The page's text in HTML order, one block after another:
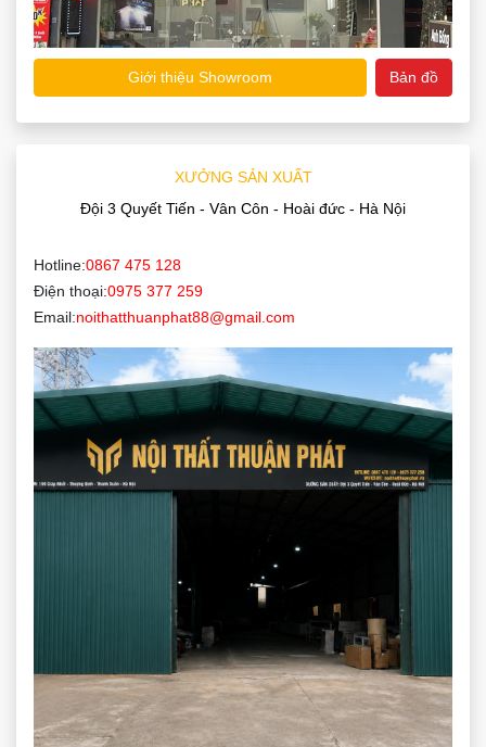
Giới thiệu Showroom Bản đồ
XƯỞNG SẢN XUẤT
Đội 3 Quyết Tiến - Vân Côn - Hoài đức - Hà Nội
Hotline:0867 475 128
Điện thoại:0975 377 259
Email:noithatthuanphat88@gmail.com